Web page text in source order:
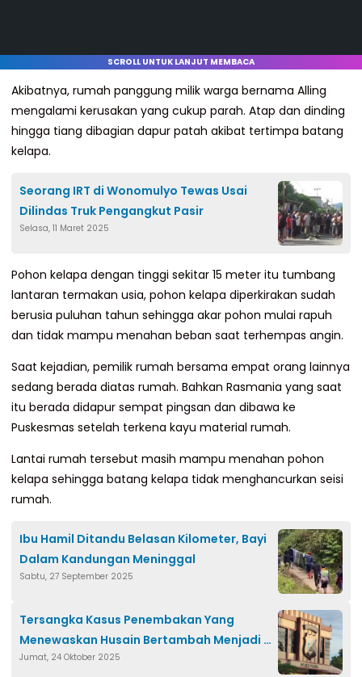
SCROLL UNTUK LANJUT MEMBACA
Akibatnya, rumah panggung milik warga bernama Alling
mengalami kerusakan yang cukup parah. Atap dan dinding
hingga tiang dibagian dapur patah akibat tertimpa batang
kelapa.
Seorang IRT di Wonomulyo Tewas Usai
Dilindas Truk Pengangkut Pasir
Selasa, 11 Maret 2025
Pohon kelapa dengan tinggi sekitar 15 meter itu tumbang
lantaran termakan usia, pohon kelapa diperkirakan sudah
berusia puluhan tahun sehingga akar pohon mulai rapuh
dan tidak mampu menahan beban saat terhempas angin.
Saat kejadian, pemilik rumah bersama empat orang lainnya
sedang berada diatas rumah. Bahkan Rasmania yang saat
itu berada didapur sempat pingsan dan dibawa ke
Puskesmas setelah terkena kayu material rumah.
Lantai rumah tersebut masih mampu menahan pohon
kelapa sehingga batang kelapa tidak menghancurkan seisi
rumah.
Ibu Hamil Ditandu Belasan Kilometer, Bayi
Dalam Kandungan Meninggal
Sabtu, 27 September 2025
Tersangka Kasus Penembakan Yang
Menewaskan Husain Bertambah Menjadi 4
Orang
Jumat, 24 Oktober 2025